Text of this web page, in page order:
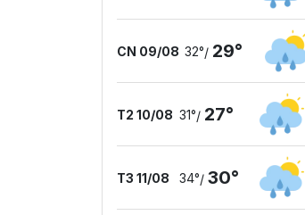
CN 09/08 32°/ 29°
T2 10/08 31°/ 27°
T3 11/08 34°/ 30°